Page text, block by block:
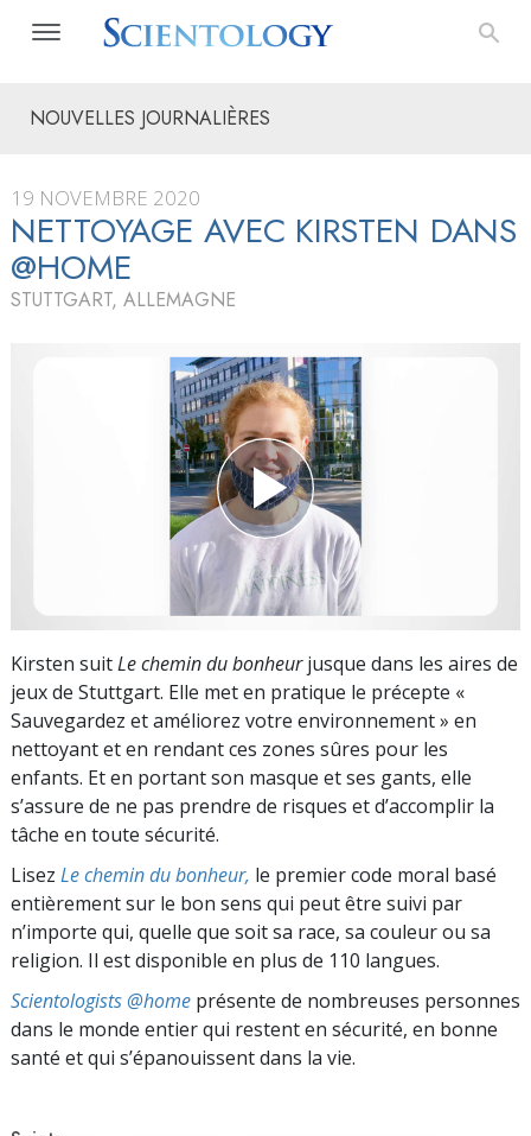
NOUVELLES JOURNALIÈRES
19 NOVEMBRE 2020
NETTOYAGE AVEC KIRSTEN DANS
@HOME
STUTTGART, ALLEMAGNE
Kirsten suitLe chemin du bonheurjusque dans les aires de
jeux de Stuttgart. Elle met en pratique le précepte «
Sauvegardez et améliorez votre environnement » en
nettoyant et en rendant ces zones sûres pour les
enfants. Et en portant son masque et ses gants, elle
s’assure de ne pas prendre de risques et d’accomplir la
tâche en toute sécurité.
Lisez Le chemin du bonheur, le premier code moral basé
entièrement sur le bon sens qui peut être suivi par
n’importe qui, quelle que soit sa race, sa couleur ou sa
religion. Il est disponible en plus de 110 langues.
Scientologists @home présente de nombreuses personnes
dans le monde entier qui restent en sécurité, en bonne
santé et qui s’épanouissent dans la vie.